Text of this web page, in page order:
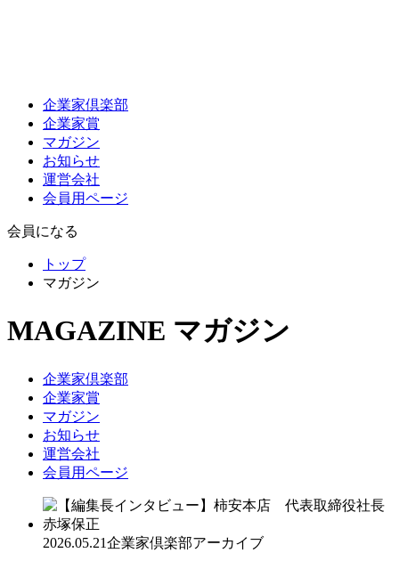
企業家倶楽部
企業家賞
マガジン
お知らせ
運営会社
会員用ページ
会員になる
トップ
マガジン
MAGAZINE マガジン
企業家倶楽部
企業家賞
マガジン
お知らせ
運営会社
会員用ページ
2026.05.21企業家倶楽部アーカイブ